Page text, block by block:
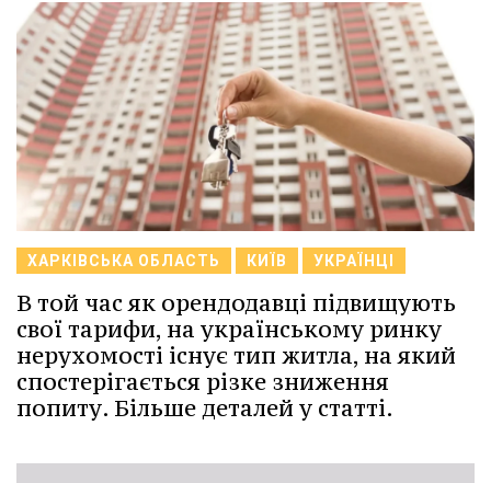
ХАРКІВСЬКА ОБЛАСТЬ КИЇВ УКРАЇНЦІ
В той час як орендодавці підвищують
свої тарифи, на українському ринку
нерухомості існує тип житла, на який
спостерігається різке зниження
попиту. Більше деталей у статті.